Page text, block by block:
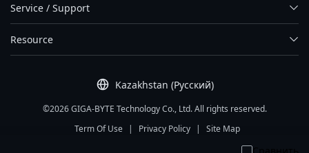
Kazakhstan (Русский)
Service / Support
Resource
©2026 GIGA-BYTE Technology Co., Ltd. All rights reserved.
Term Of Use
| Privacy Policy | Site Map